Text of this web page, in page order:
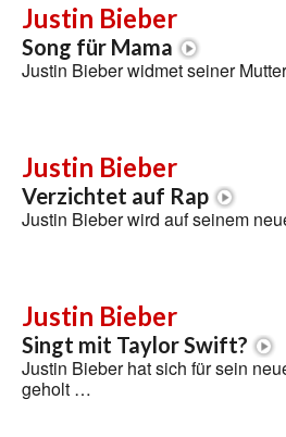
Justin Bieber
Song für Mama
Justin Bieber widmet seiner
Justin Bieber
Verzichtet auf Rap
Justin Bieber wird auf seinem
Justin Bieber
Singt mit Taylor Swift?
Justin Bieber hat sich für sein
geholt …